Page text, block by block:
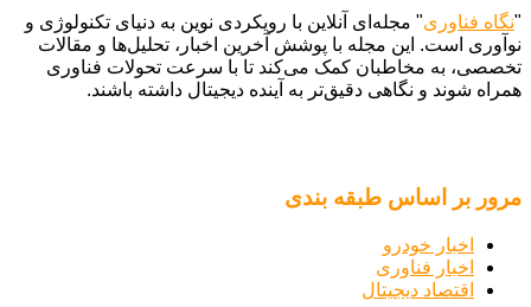
"نگاه فناوری" مجله‌ای آنلاین با رویکردی نوین به دنیای تکنولوژی و
نوآوری است. این مجله با پوشش آخرین اخبار، تحلیل‌ها و مقالات
تخصصی، به مخاطبان کمک می‌کند تا با سرعت تحولات فناوری
همراه شوند و نگاهی دقیق‌تر به آینده دیجیتال داشته باشند.
مرور بر اساس طبقه بندی
اخبار خودرو
اخبار فناوری
اقتصاد دیجیتال